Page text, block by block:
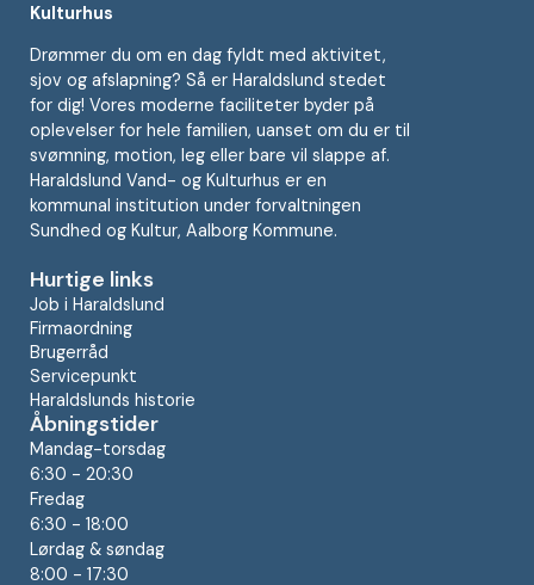
Kulturhus
Drømmer du om en dag fyldt med aktivitet,
sjov og afslapning? Så er Haraldslund stedet
for dig! Vores moderne faciliteter byder på
oplevelser for hele familien, uanset om du er til
svømning, motion, leg eller bare vil slappe af.
Haraldslund Vand- og Kulturhus er en
kommunal institution under forvaltningen
Sundhed og Kultur, Aalborg Kommune.
Hurtige links
Job i Haraldslund
Firmaordning
Brugerråd
Servicepunkt
Haraldslunds historie
Åbningstider
Mandag-torsdag
6:30 - 20:30
Fredag
6:30 - 18:00
Lørdag & søndag
8:00 - 17:30